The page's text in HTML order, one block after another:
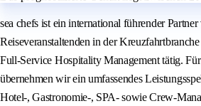
sea chefs ist ein international führender
Reiseveranstaltenden in der
Full-Service Hospitality Management tätig.
übernehmen wir ein umfassendes
Hotel-, Gastronomie-, SPA- sowie Crew-